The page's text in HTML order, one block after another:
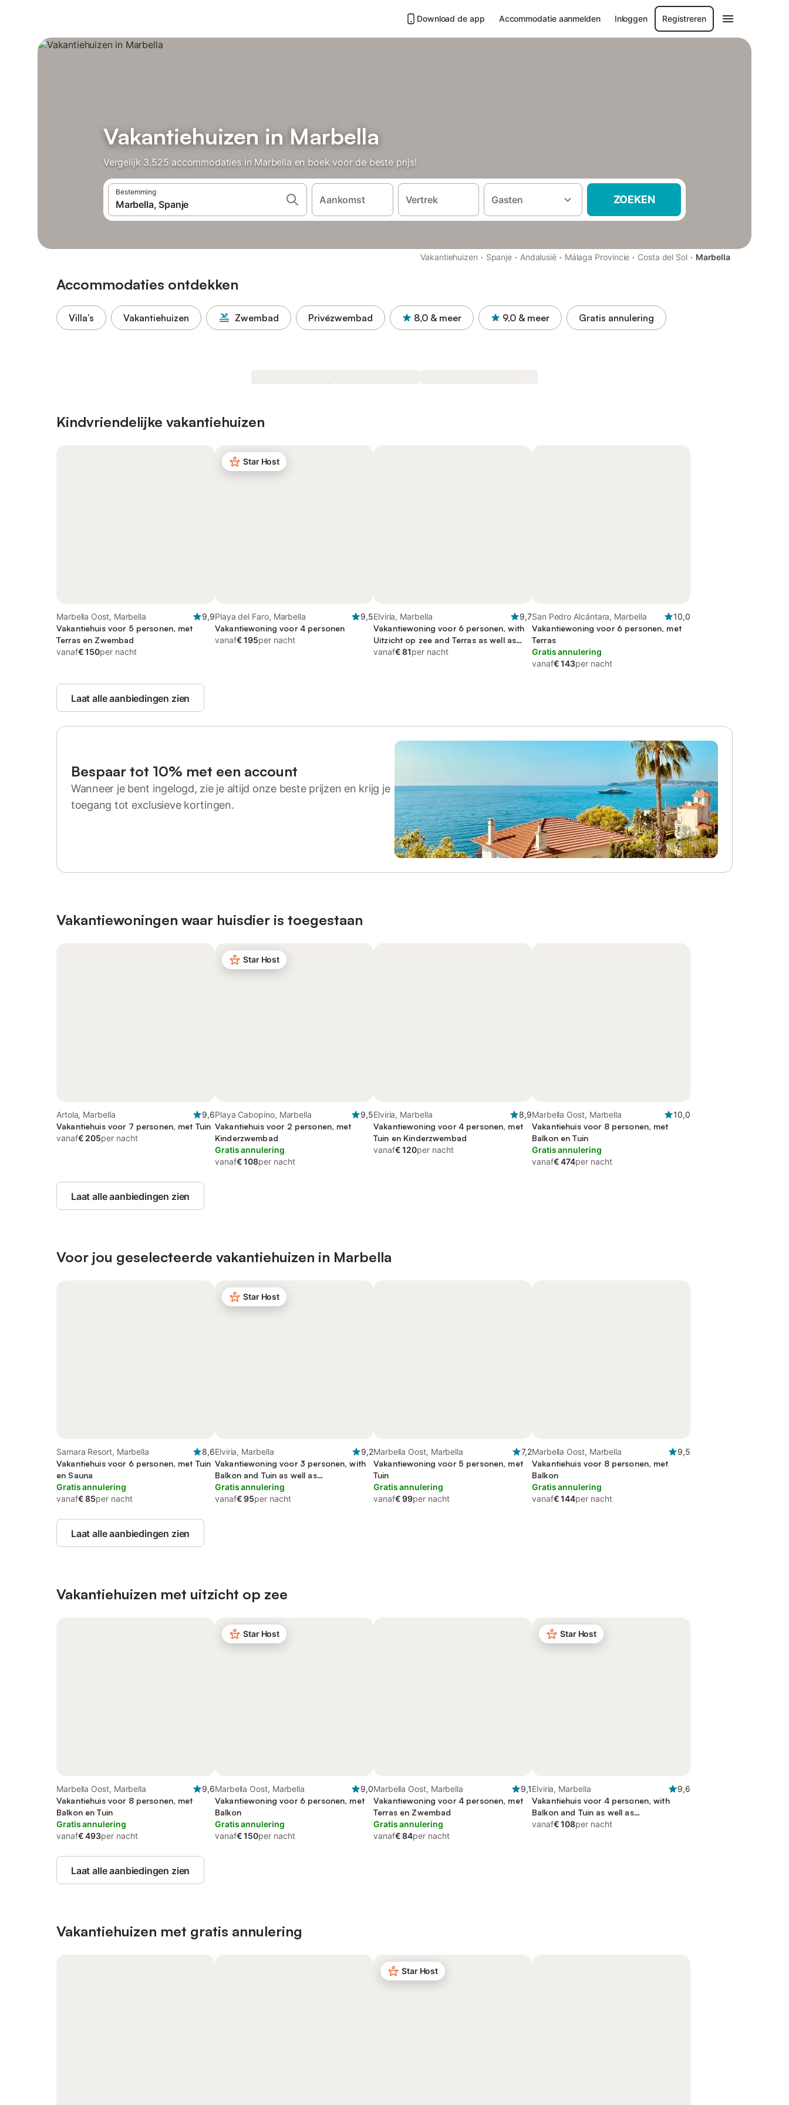
Download de app Accommodatie aanmelden Inloggen Registreren
Vakantiehuizen in Marbella
Vergelijk 3.525 accommodaties in Marbella en boek voor de beste prijs!
Bestemming
Aankomst Vertrek Gasten ZOEKEN
Vakantiehuizen · Spanje · Andalusië · Málaga Provincie · Costa del Sol · Marbella
Accommodaties ontdekken
Villa’s Vakantiehuizen Zwembad Privézwembad 8,0 & meer 9,0 & meer Gratis annulering
Kindvriendelijke vakantiehuizen
Marbella Oost, Marbella
9,9
Vakantiehuis voor 5 personen, met
Terras en Zwembad
vanaf€ 150per nacht
Star Host
Playa del Faro, Marbella
9,5
Vakantiewoning voor 4 personen
vanaf€ 195per nacht
Elviria, Marbella
9,7
Vakantiewoning voor 6 personen, with
Uitzicht op zee and Terras as well as
Zwembad
vanaf€ 81per nacht
San Pedro Alcántara, Marbella
10,0
Vakantiewoning voor 6 personen, met
Terras
Gratis annulering
vanaf€ 143per nacht
Laat alle aanbiedingen zien
Bespaar tot 10% met een account
Wanneer je bent ingelogd, zie je altijd onze beste prijzen en krijg je
toegang tot exclusieve kortingen.
Vakantiewoningen waar huisdier is toegestaan
Artola, Marbella
9,6
Vakantiehuis voor 7 personen, met Tuin
vanaf€ 205per nacht
Star Host
Playa Cabopino, Marbella
9,5
Vakantiehuis voor 2 personen, met
Kinderzwembad
Gratis annulering
vanaf€ 108per nacht
Elviria, Marbella
8,9
Vakantiewoning voor 4 personen, met
Tuin en Kinderzwembad
vanaf€ 120per nacht
Marbella Oost, Marbella
10,0
Vakantiehuis voor 8 personen, met
Balkon en Tuin
Gratis annulering
vanaf€ 474per nacht
Laat alle aanbiedingen zien
Voor jou geselecteerde vakantiehuizen in Marbella
Samara Resort, Marbella
8,6
Vakantiehuis voor 6 personen, met Tuin
en Sauna
Gratis annulering
vanaf€ 85per nacht
Star Host
Elviria, Marbella
9,2
Vakantiewoning voor 3 personen, with
Balkon and Tuin as well as
Kinderzwembad
Gratis annulering
vanaf€ 95per nacht
Marbella Oost, Marbella
7,2
Vakantiewoning voor 5 personen, met
Tuin
Gratis annulering
vanaf€ 99per nacht
Marbella Oost, Marbella
9,5
Vakantiehuis voor 8 personen, met
Balkon
Gratis annulering
vanaf€ 144per nacht
Laat alle aanbiedingen zien
Vakantiehuizen met uitzicht op zee
Marbella Oost, Marbella
9,6
Vakantiehuis voor 8 personen, met
Balkon en Tuin
Gratis annulering
vanaf€ 493per nacht
Star Host
Marbella Oost, Marbella
9,0
Vakantiewoning voor 6 personen, met
Balkon
Gratis annulering
vanaf€ 150per nacht
Marbella Oost, Marbella
9,1
Vakantiewoning voor 4 personen, met
Terras en Zwembad
Gratis annulering
vanaf€ 84per nacht
Star Host
Elviria, Marbella
9,6
Vakantiehuis voor 4 personen, with
Balkon and Tuin as well as
Kinderzwembad
vanaf€ 108per nacht
Laat alle aanbiedingen zien
Vakantiehuizen met gratis annulering
Star Host